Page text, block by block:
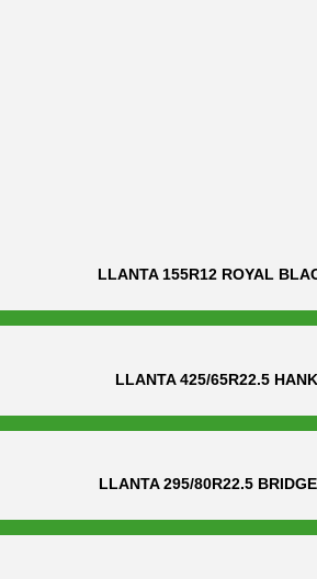
LLANTA 155R12 ROYAL
LLANTA 425/65R22.5
LLANTA 295/80R22.5